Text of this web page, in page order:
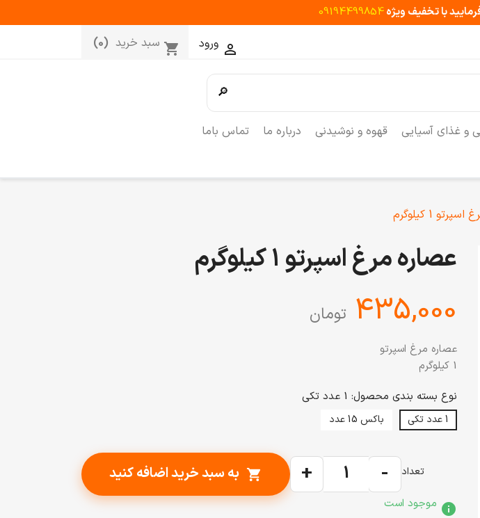
با تخفیف ویژه09194499854
 ورود shopping_cart سبد خرید (0)
🔎
و غذای آسیایی قهوه و نوشیدنی درباره ما تماس باما
1 کیلوگرم
عصاره مرغ اسپرتو 1 کیلوگرم
‎435,000 تومان
عصاره مرغ اسپرتو
1 کیلوگرم
نوع بسته بندی محصول: 1 عدد تکی
1 عدد تکی باکس 15 عدد
تعداد -
+
shopping_cart به سبد خرید اضافه کنید
info موجود است